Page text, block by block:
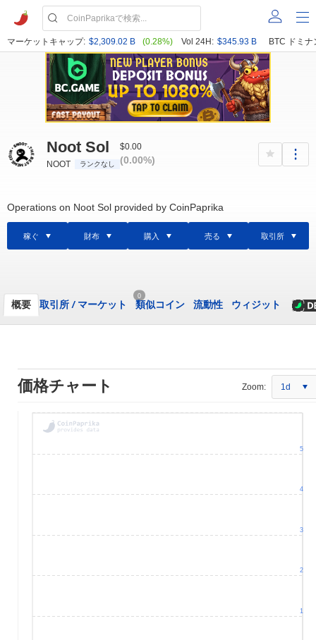
マーケットキャップ: $2,309.02 B (0.28%) Vol 24H: $345.93 B BTC ドミナ
Noot Sol
NOOT ランクなし
$0.00
(0.00%)
Operations on Noot Sol provided by CoinPaprika
稼ぐ 財布 購入 売る 取引所
概要 取引所 /マーケット
0
類似コイン 流動性 ウィジット
価格チャート Zoom: 1d
1
2
3
4
5